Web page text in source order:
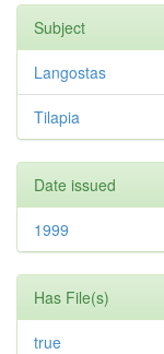
Subject
Langostas
Tilapia
Date issued
1999
Has File(s)
true